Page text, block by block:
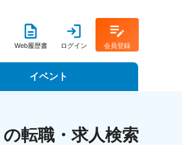
Web履歴書 ログイン 会員登録
イベント
ント・転職セミナー
ア
転職・求人検索